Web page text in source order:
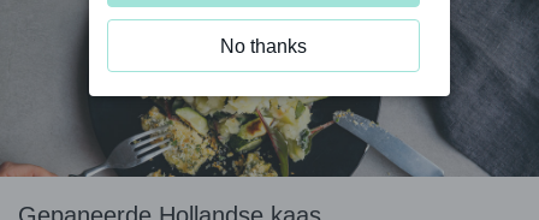
No thanks